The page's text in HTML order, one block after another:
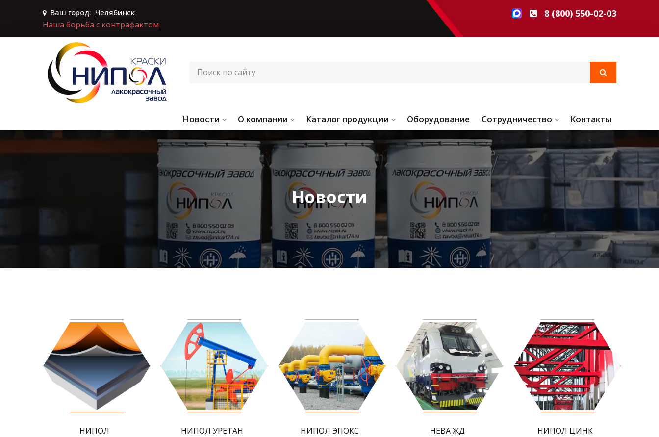
Ваш город: Челябинск
Наша борьба с контрафактом
8 (800) 550-02-03
Новости О компании Каталог продукции Оборудование Сотрудничество Контакты
Новости
НИПОЛ НИПОЛ УРЕТАН НИПОЛ ЭПОКС НЕВА ЖД НИПОЛ ЦИНК